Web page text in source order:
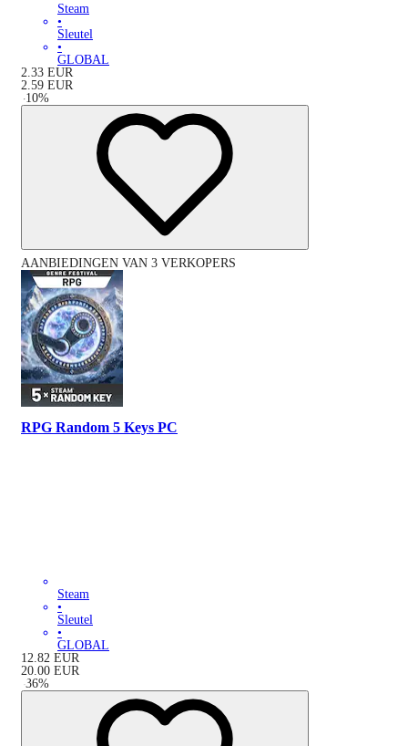
Steam
•
Sleutel
•
GLOBAL
2.33 EUR
2.59 EUR
-10%
AANBIEDINGEN VAN 3 VERKOPERS
RPG Random 5 Keys PC
Steam
•
Sleutel
•
GLOBAL
12.82 EUR
20.00 EUR
-36%